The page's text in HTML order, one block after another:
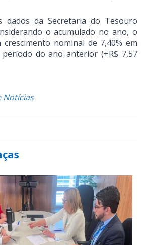
dados da Secretaria do Tesouro
o acumulado no ano, o
crescimento nominal de 7,40% em
do ano anterior (+R$ 7,57
Notícias